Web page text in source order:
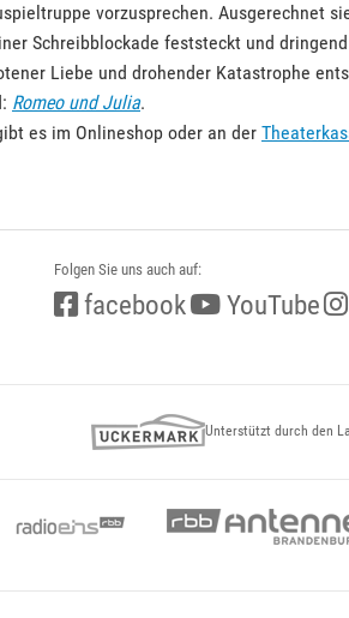
vorzusprechen. Ausgerechnet
Schreibblockade feststeckt und
Liebe und drohender Katastrophe
Romeo und Julia.
es im Onlineshop oder an der
Folgen Sie uns auch auf:
facebook YouTube
Unterstützt durch den